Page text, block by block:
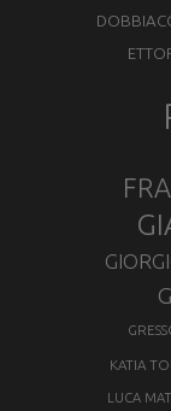
KATIA
LUCA